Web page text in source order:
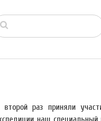
раз приняли